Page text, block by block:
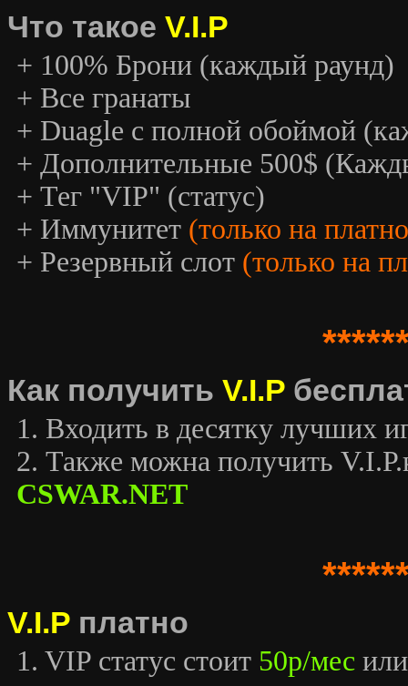
Что такое V.I.P
+ 100% Брони (каждый раунд)
+ Все гранаты
+ Duagle с полной обоймой
+ Дополнительные 500$
+ Тег "VIP" (статус)
+ Иммунитет (только на
+ Резервный слот (только на
Как получить V.I.P
1. Входить в десятку лучших
2. Также можна получить
CSWAR.NET
V.I.P платно
1. VIP статус стоит 50р/мес